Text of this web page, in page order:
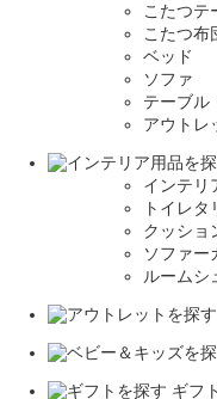
こたつテ
こたつ布
ベッド
ソファ
テーブル
アウトレ
インテリ
トイレタ
クッショ
ソファー
ルームシ
ギフト